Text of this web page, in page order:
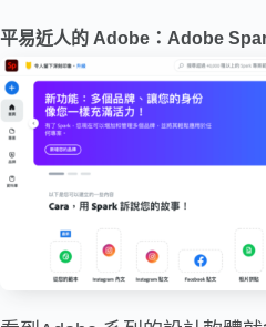
平易近人的 Adobe： Adobe